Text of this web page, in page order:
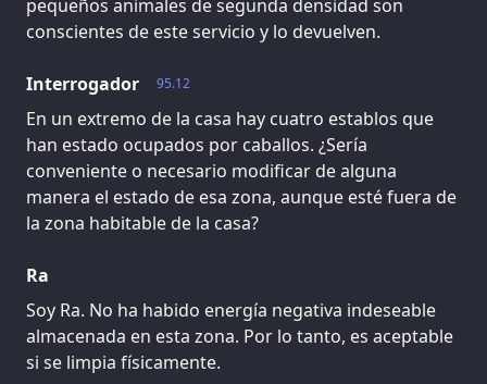
pequeños animales de segunda densidad son
conscientes de este servicio y lo devuelven.
95.12
Interrogador
En un extremo de la casa hay cuatro establos que
han estado ocupados por caballos. ¿Sería
conveniente o necesario modificar de alguna
manera el estado de esa zona, aunque esté fuera de
la zona habitable de la casa?
Ra
Soy Ra. No ha habido energía negativa indeseable
almacenada en esta zona. Por lo tanto, es aceptable
si se limpia físicamente.